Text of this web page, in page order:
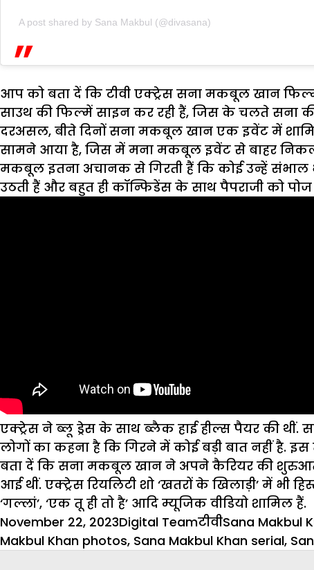
A post shared by Sana Makbul (@divasana)
आप को बता दें कि टीवी एक्ट्रेस सना मकबूल खान
साउथ की फिल्में साइन कर रही हैं, जिस के चलते सना की
दरअसल, बीते दिनों सना मकबूल खान एक इवेंट में
सामने आया है, जिस में मना मकबूल इवेंट से बाहर
मकबूल इतना अचानक से गिरती हैं कि कोई उन्हें संभाल
उठती हैं और बहुत ही कॉन्फिडेंस के साथ पैपराजी को पोज
एक्ट्रेस ने ब्लू ड्रेस के साथ ब्लैक हाई हील्स पैयर की
लोगों का कहना है कि गिरने में कोई बड़ी बात नहीं है.
बता दें कि सना मकबूल खान ने अपने कैरियर की शुरुआत
आई थीं. एक्ट्रेस रियलिटी शो ‘खतरों के खिलाड़ी’ में भी
‘गल्लां’, ‘एक तू ही तो है’ आदि म्यूजिक वीडियो शामिल हैं.
Posted
on
November 22, 2023Author
Digital TeamCategories
टीवीTags
Sana Makbul
Makbul Khan photos, Sana Makbul Khan serial,